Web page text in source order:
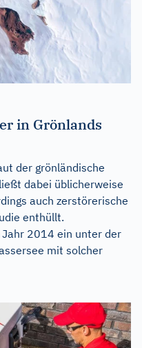
in Grönlands
der grönländische
dabei üblicherweise
auch zerstörerische
enthüllt.
2014 ein unter der
mit solcher